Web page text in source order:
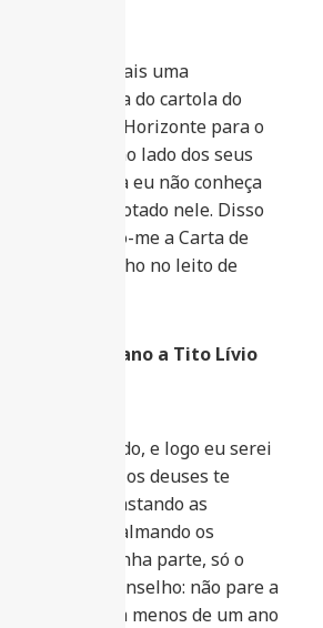
com mais uma
a vitória do cartola do
levando Belo Horizonte para o
e do atraso ao lado dos seus
embora eu não conheça
que tenha votado nele. Disso
Refiro-me a Carta de
Lívio, seu filho no leito de
Vespasiano a Tito Lívio
estou morrendo, e logo eu serei
Espero que os deuses te
tarefa, afastando as
inimigos, acalmando os
De minha parte, só o
é dar-te um conselho: não pare a
Em menos de um ano